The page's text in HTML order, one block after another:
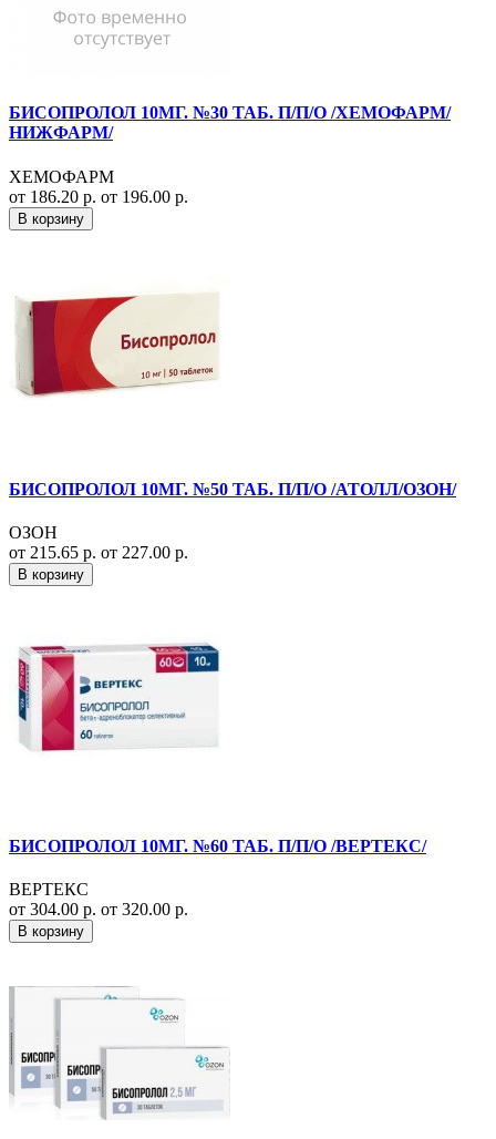
БИСОПРОЛОЛ 10МГ. №30 ТАБ. П/П/О /ХЕМОФАРМ/
НИЖФАРМ/
ХЕМОФАРМ
от 186.20 р. от 196.00 р.
В корзину
БИСОПРОЛОЛ 10МГ. №50 ТАБ. П/П/О /АТОЛЛ/ОЗОН/
ОЗОН
от 215.65 р. от 227.00 р.
В корзину
БИСОПРОЛОЛ 10МГ. №60 ТАБ. П/П/О /ВЕРТЕКС/
ВЕРТЕКС
от 304.00 р. от 320.00 р.
В корзину